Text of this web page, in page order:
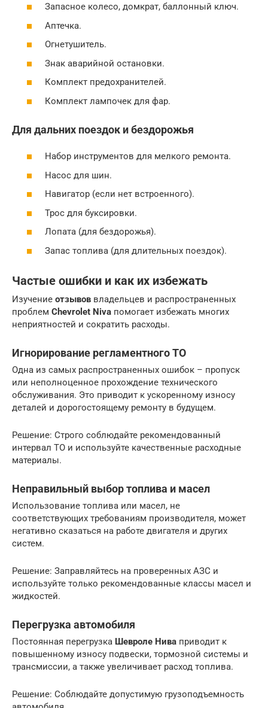
Запасное колесо, домкрат, баллонный ключ.
Аптечка.
Огнетушитель.
Знак аварийной остановки.
Комплект предохранителей.
Комплект лампочек для фар.
Для дальних поездок и бездорожья
Набор инструментов для мелкого ремонта.
Насос для шин.
Навигатор (если нет встроенного).
Трос для буксировки.
Лопата (для бездорожья).
Запас топлива (для длительных поездок).
Частые ошибки и как их избежать
Изучение отзывов владельцев и распространенных
проблем Chevrolet Niva помогает избежать многих
неприятностей и сократить расходы.
Игнорирование регламентного ТО
Одна из самых распространенных ошибок – пропуск
или неполноценное прохождение технического
обслуживания. Это приводит к ускоренному износу
деталей и дорогостоящему ремонту в будущем.
Решение: Строго соблюдайте рекомендованный
интервал ТО и используйте качественные расходные
материалы.
Неправильный выбор топлива и масел
Использование топлива или масел, не
соответствующих требованиям производителя, может
негативно сказаться на работе двигателя и других
систем.
Решение: Заправляйтесь на проверенных АЗС и
используйте только рекомендованные классы масел и
жидкостей.
Перегрузка автомобиля
Постоянная перегрузка Шевроле Нива приводит к
повышенному износу подвески, тормозной системы и
трансмиссии, а также увеличивает расход топлива.
Решение: Соблюдайте допустимую грузоподъемность